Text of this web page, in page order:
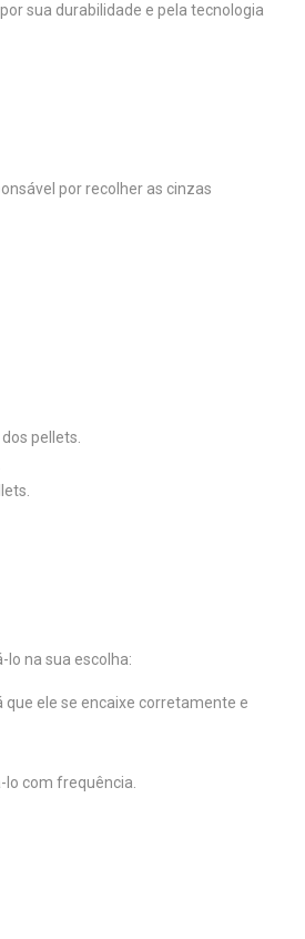
sua durabilidade e pela tecnologia
por recolher as cinzas
pellets.
na sua escolha:
ele se encaixe corretamente e
lo com frequência.